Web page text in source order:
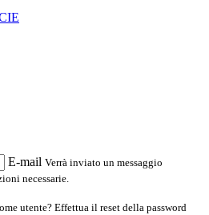
E-mail Verrà inviato un messaggio
necessarie.
utente? Effettua il reset della password